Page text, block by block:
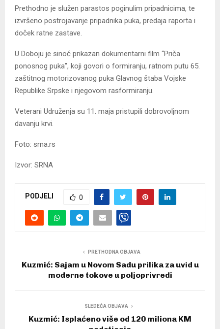
Prethodno je služen parastos poginulim pripadnicima, te
izvršeno postrojavanje pripadnika puka, predaja raporta i
doček ratne zastave.
U Doboju je sinoć prikazan dokumentarni film “Priča
ponosnog puka”, koji govori o formiranju, ratnom putu 65.
zaštitnog motorizovanog puka Glavnog štaba Vojske
Republike Srpske i njegovom rasformiranju.
Veterani Udruženja su 11. maja pristupili dobrovoljnom
davanju krvi.
Foto: srna.rs
Izvor: SRNA
PODJELI 0
PRETHODNA OBJAVA
Kuzmić: Sajam u Novom Sadu prilika za uvid u
moderne tokove u poljoprivredi
SLEDEĆA OBJAVA
Kuzmić: Isplaćeno više od 120 miliona KM